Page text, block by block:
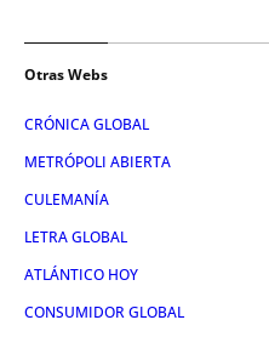
Otras Webs
CRÓNICA GLOBAL
METRÓPOLI ABIERTA
CULEMANÍA
LETRA GLOBAL
ATLÁNTICO HOY
CONSUMIDOR GLOBAL